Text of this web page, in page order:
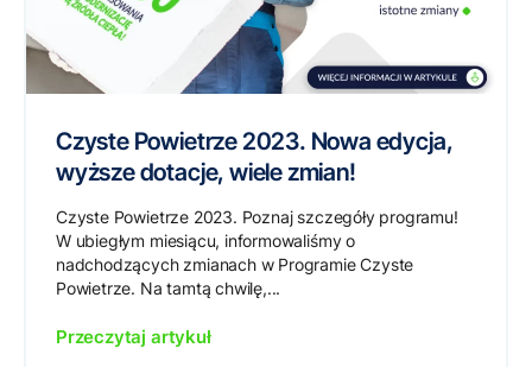
Czyste Powietrze 2023. Nowa edycja,
wyższe dotacje, wiele zmian!
Czyste Powietrze 2023. Poznaj szczegóły programu!
W ubiegłym miesiącu, informowaliśmy o
nadchodzących zmianach w Programie Czyste
Powietrze. Na tamtą chwilę,...
Przeczytaj artykuł